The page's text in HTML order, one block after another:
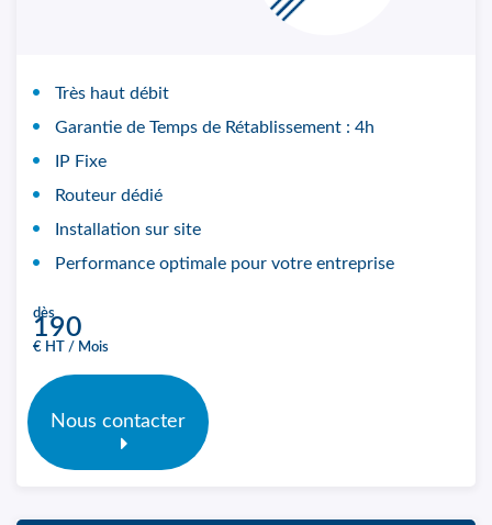
Très haut débit
Garantie de Temps de Rétablissement : 4h
IP Fixe
Routeur dédié
Installation sur site
Performance optimale pour votre entreprise
dès
190
€ HT / Mois
Nous contacter